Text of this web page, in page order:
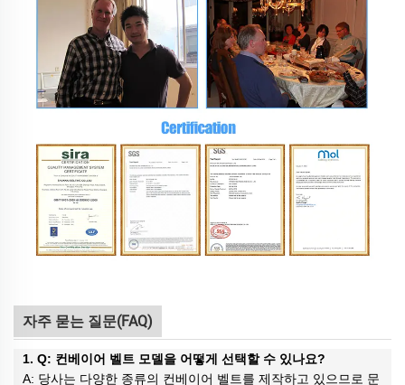
자주 묻는 질문(FAQ)
1. Q: 컨베이어 벨트 모델을 어떻게 선택할 수 있나요?
A: 당사는 다양한 종류의 컨베이어 벨트를 제작하고 있으므로 문